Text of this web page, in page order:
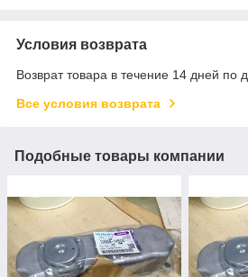
Условия возврата
Возврат товара в течение 14 дней по
Все условия возврата
Подобные товары компании